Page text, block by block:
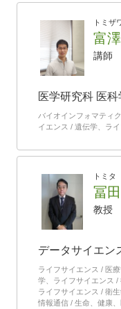
トミ
富
講師
医学研究科 医
バイオインフォマティ
イエンス / 遺伝学、ラ
トミ
冨
教授
データサイエン
ライフサイエンス / 医
学、ライフサイエンス /
ライフサイエンス / 衛
情報通信 / 生命、健康